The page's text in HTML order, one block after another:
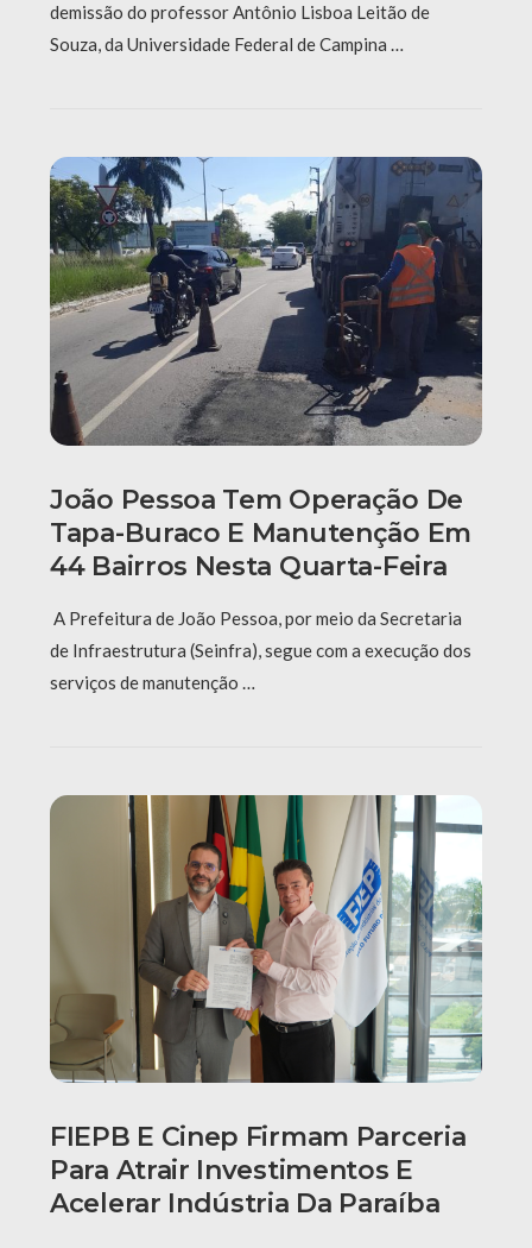
demissão do professor Antônio Lisboa Leitão de
Souza, da Universidade Federal de Campina …
João Pessoa Tem Operação De
Tapa-Buraco E Manutenção Em
44 Bairros Nesta Quarta-Feira
A Prefeitura de João Pessoa, por meio da Secretaria
de Infraestrutura (Seinfra), segue com a execução dos
serviços de manutenção …
FIEPB E Cinep Firmam Parceria
Para Atrair Investimentos E
Acelerar Indústria Da Paraíba